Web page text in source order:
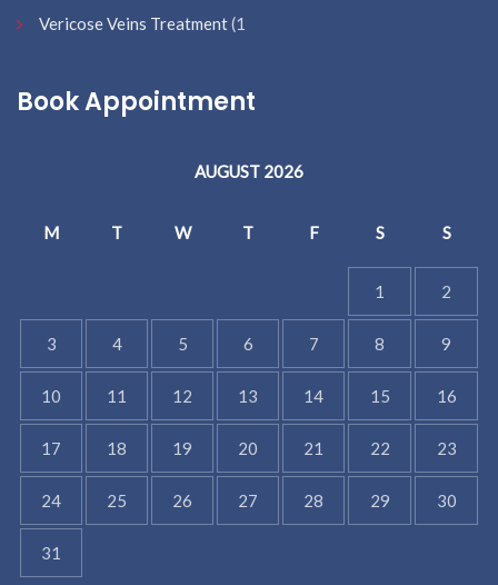
Vericose Veins Treatment(1
Book Appointment
AUGUST 2026
M T W T F S S
1 2
3 4 5 6 7 8 9
10 11 12 13 14 15 16
17 18 19 20 21 22 23
24 25 26 27 28 29 30
31